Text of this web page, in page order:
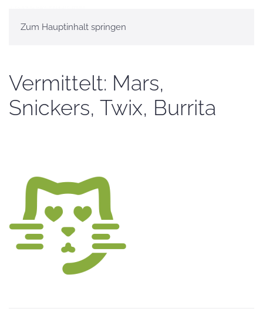
Zum Hauptinhalt springen
Vermittelt: Mars,
Snickers, Twix, Burrita